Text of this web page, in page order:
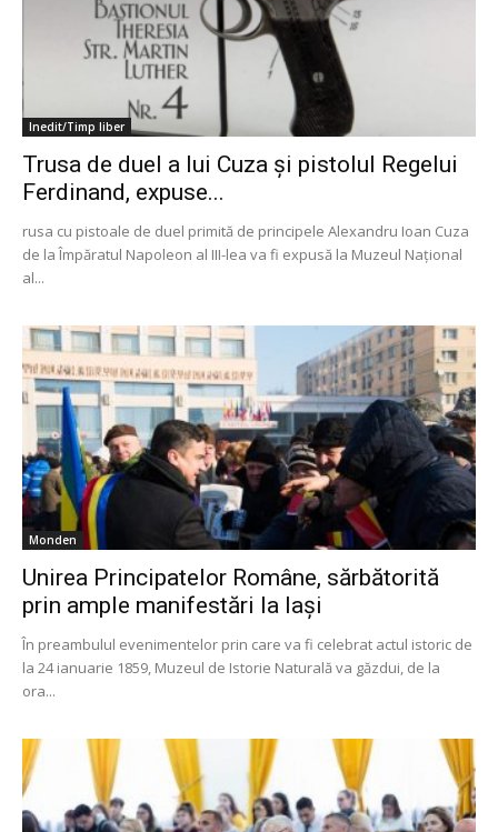
Inedit/Timp liber
Trusa de duel a lui Cuza și pistolul Regelui
Ferdinand, expuse...
rusa cu pistoale de duel primită de principele Alexandru Ioan Cuza
de la Împăratul Napoleon al III-lea va fi expusă la Muzeul Naţional
al...
Monden
Unirea Principatelor Române, sărbătorită
prin ample manifestări la Iași
În preambulul evenimentelor prin care va fi celebrat actul istoric de
la 24 ianuarie 1859, Muzeul de Istorie Naturală va găzdui, de la
ora...